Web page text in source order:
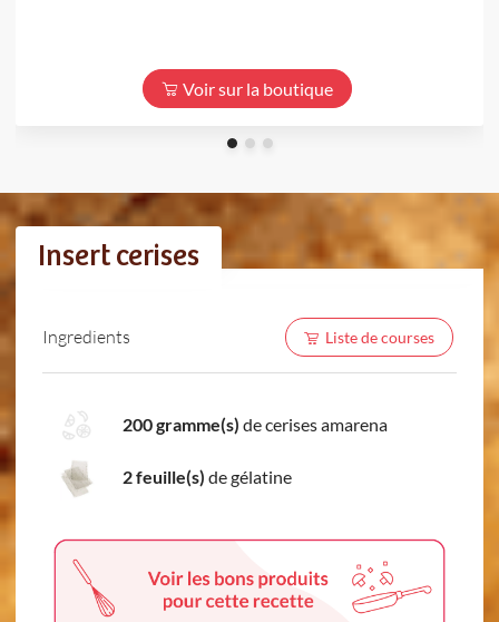
Voir sur la boutique
Insert cerises
Ingredients Liste de courses
200 gramme(s) de cerises amarena
2 feuille(s) de gélatine